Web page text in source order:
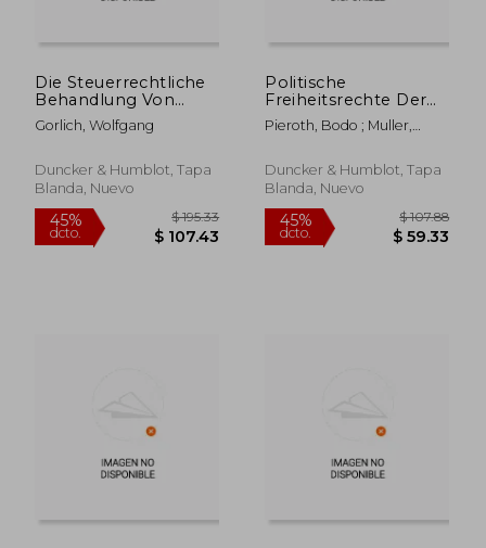
Die Steuerrechtliche
Behandlung Von
Vertragsgestaltungen
Zwischen
Verfassungsrechtliche,
Methodische Und
Grundlagen (en
Alemán)
Gorlich, Wolfgang
Duncker & Humblot, Tapa
Blanda, Nuevo
Politische
Freiheitsrechte Der
Rundfunkmitarbeiter
(en Alemán)
Pieroth, Bodo ; Muller,
Duncker & Humblot, Tapa
Blanda, Nuevo
45%
dcto.